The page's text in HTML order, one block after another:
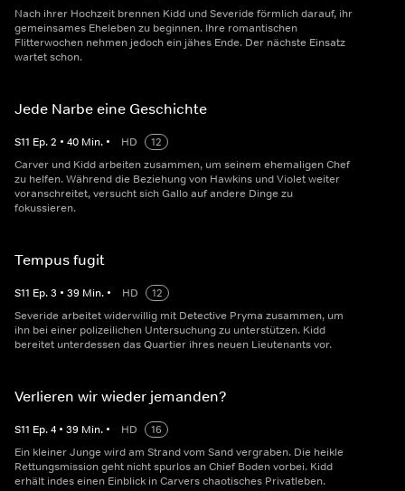
Nach ihrer Hochzeit brennen Kidd und Severide förmlich darauf, ihr
gemeinsames Eheleben zu beginnen. Ihre romantischen
Flitterwochen nehmen jedoch ein jähes Ende. Der nächste Einsatz
wartet schon.
Jede Narbe eine Geschichte
S11 Ep.2 • 40 Min. • HD
12
Carver und Kidd arbeiten zusammen, um seinem ehemaligen Chef
zu helfen. Während die Beziehung von Hawkins und Violet weiter
voranschreitet, versucht sich Gallo auf andere Dinge zu
fokussieren.
Tempus fugit
S11 Ep.3 • 39 Min. • HD
12
Severide arbeitet widerwillig mit Detective Pryma zusammen, um
ihn bei einer polizeilichen Untersuchung zu unterstützen. Kidd
bereitet unterdessen das Quartier ihres neuen Lieutenants vor.
Verlieren wir wieder jemanden?
S11 Ep.4 • 39 Min. • HD
16
Ein kleiner Junge wird am Strand vom Sand vergraben. Die heikle
Rettungsmission geht nicht spurlos an Chief Boden vorbei. Kidd
erhält indes einen Einblick in Carvers chaotisches Privatleben.